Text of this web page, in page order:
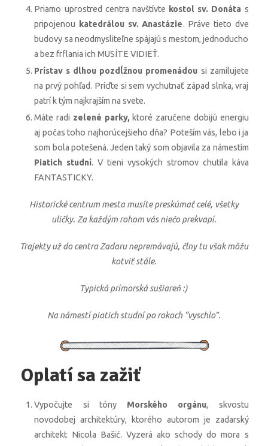
Priamo uprostred centra navštívte kostol sv. Donáta s
pripojenou
katedrálou sv. Anastázie. Práve tieto dve
budovy sa neodmysliteľne spájajú s mestom, jednoducho
a bez frflania ich MUSÍTE VIDIEŤ.
Prístav s dlhou pozdĺžnou promenádou si zamilujete
na prvý pohľad. Príďte si sem vychutnať západ slnka, vraj
patrí k tým najkrajším na svete.
Máte radi zelené parky, ktoré zaručene dobijú energiu
aj počas toho najhorúcejšieho dňa? Poteším vás, lebo i ja
som bola potešená. Jeden taký som objavila za námestím
Piatich studní. V tieni vysokých stromov chutila káva
FANTASTICKY.
Historické centrum mesta musíte preskúmať celé, všetky
uličky. Za každým rohom vás niečo prekvapí.
Trajekty už do centra Zadaru nepremávajú, člny tu však môžu
kotviť stále.
Typická prímorská sušiareň :)
Na námestí piatich studní po rokoch “vyschlo”.
Oplatí sa zažiť
Vypočujte si tóny Morského orgánu, skvostu
novodobej architektúry, ktorého autorom je zadarský
architekt Nicola Bašić. Vyzerá ako schody do mora s